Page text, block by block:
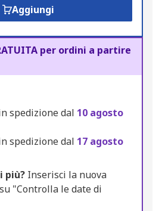
Aggiungi
per ordini a partire
spedizione dal 10 agosto
spedizione dal 17 agosto
più? Inserisci la nuova
"Controlla le date di